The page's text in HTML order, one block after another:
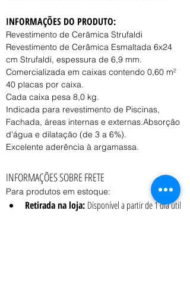
INFORMAÇÕES DO PRODUTO:
Revestimento de Cerãmica Strufaldi
Revestimento de Cerâmica Esmaltada 6x24
cm Strufaldi, espessura de 6,9 mm.
Comercializada em caixas contendo 0,60 m²
40 placas por caixa.
Cada caixa pesa 8,0 kg.
Indicada para revestimento de Piscinas,
Fachada, áreas internas e externas.Absorção
d'água e dilatação (de 3 a 6%).
Excelente aderência à argamassa.
INFORMAÇÕES SOBRE FRETE
Para produtos em estoque:
Retirada na loja: Disponível a partir de 1 dia útil